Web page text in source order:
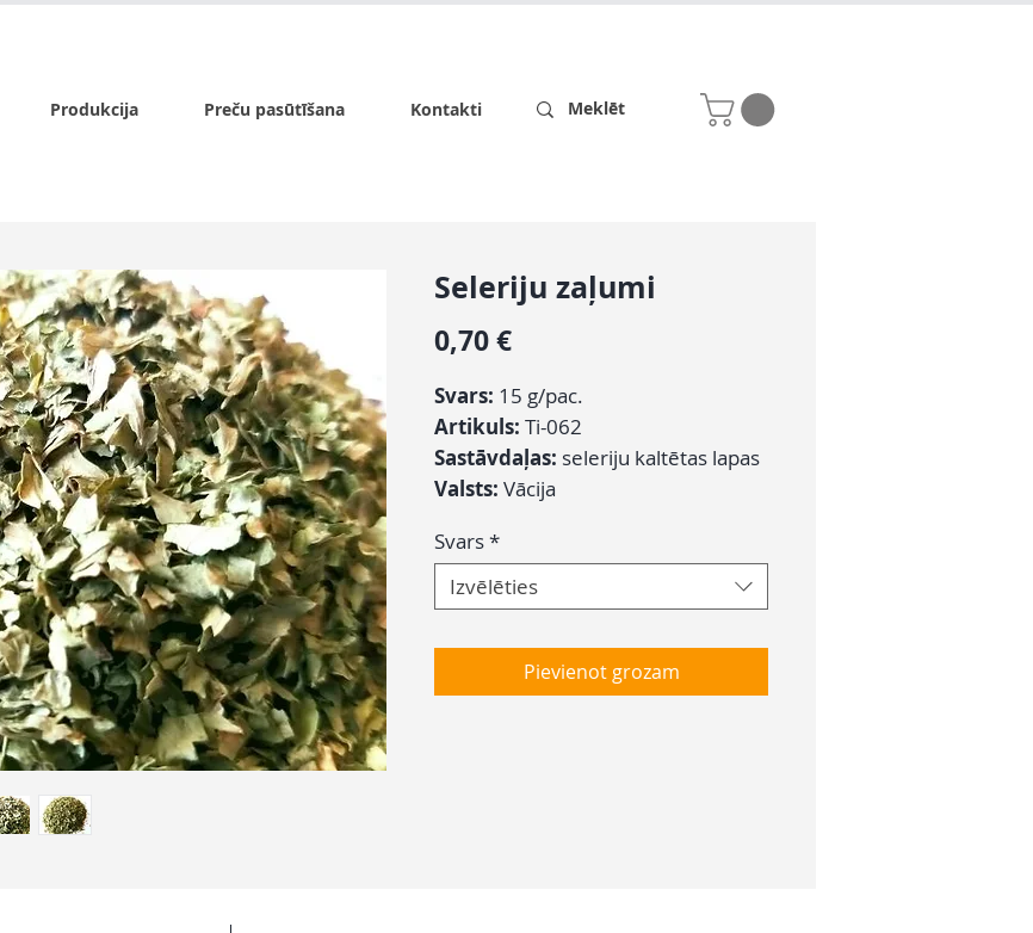
Produkcija Preču pasūtīšana Kontakti
Seleriju zaļumi
0,70 €Cena
Svars: 15 g/pac.
Artikuls: Ti-062
Sastāvdaļas: seleriju kaltētas lapas
Valsts: Vācija
Svars*
Izvēlēties
Pievienot grozam